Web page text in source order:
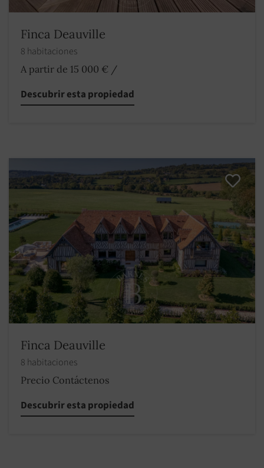
Finca Deauville
8 habitaciones
A partir de 15 000 € /
Descubrir esta propiedad
Finca Deauville
8 habitaciones
Precio Contáctenos
Descubrir esta propiedad